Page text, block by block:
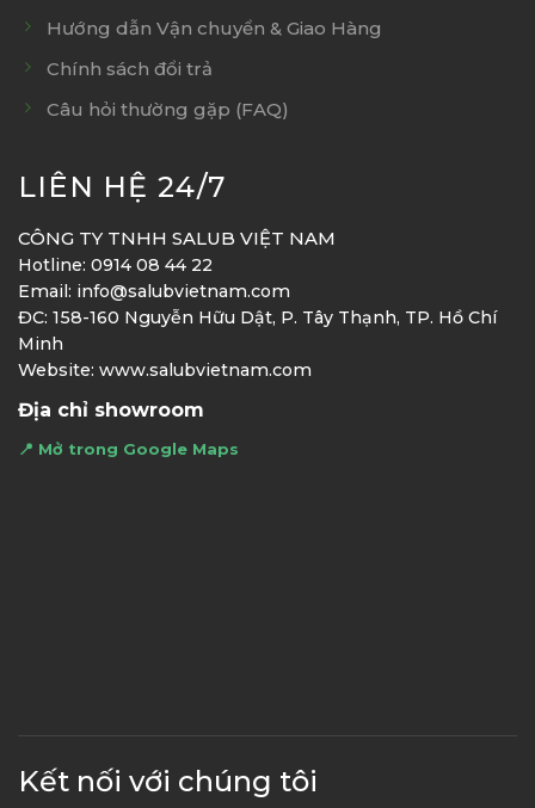
Hướng dẫn Vận chuyển & Giao Hàng
Chính sách đổi trả
Câu hỏi thường gặp (FAQ)
LIÊN HỆ 24/7
CÔNG TY TNHH SALUB VIỆT NAM
Hotline: 0914 08 44 22
Email: info@salubvietnam.com
ĐC: 158-160 Nguyễn Hữu Dật, P. Tây Thạnh, TP. Hồ Chí
Minh
Website: www.salubvietnam.com
Địa chỉ showroom
📍 Mở trong Google Maps
Kết nối với chúng tôi